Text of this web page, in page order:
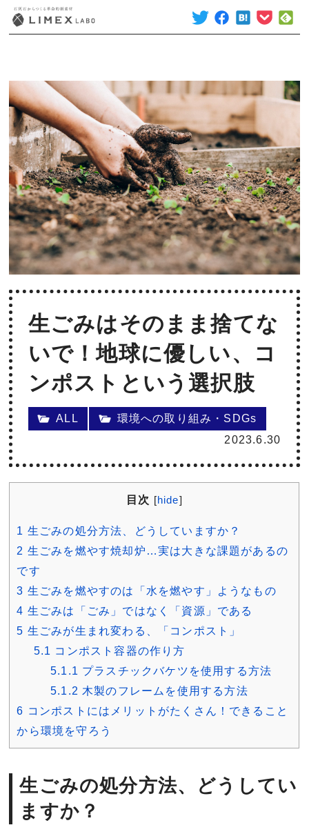
生ごみはそのまま捨てな
いで！地球に優しい、コ
ンポストという選択肢
ALL
環境への取り組み・SDGs
2023.6.30
目次 [hide]
1 生ごみの処分方法、どうしていますか？
2 生ごみを燃やす焼却炉…実は大きな課題があるの
です
3 生ごみを燃やすのは「水を燃やす」ようなもの
4 生ごみは「ごみ」ではなく「資源」である
5 生ごみが生まれ変わる、「コンポスト」
5.1 コンポスト容器の作り方
5.1.1 プラスチックバケツを使用する方法
5.1.2 木製のフレームを使用する方法
6 コンポストにはメリットがたくさん！できること
から環境を守ろう
生ごみの処分方法、どうしてい
ますか？